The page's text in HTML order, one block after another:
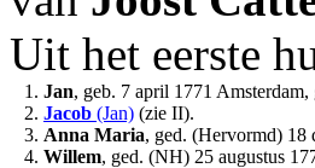
Uit het eerste
1. Jan, geb. 7 april 1771
2. Jacob (Jan) (zie II).
3. Anna Maria, ged. (Hervormd) 18
4. Willem, ged. (NH) 25 augustus